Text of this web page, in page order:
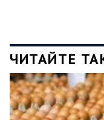
ЧИТАЙТЕ